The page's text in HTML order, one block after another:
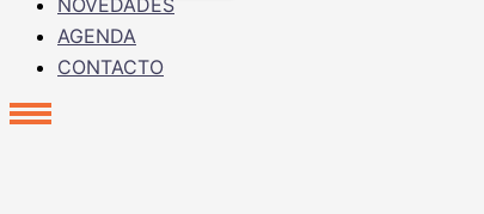
NOVEDADES
AGENDA
CONTACTO